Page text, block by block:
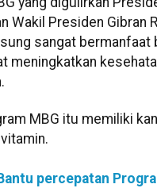
Wakil Presiden Gibran
sangat bermanfaat
meningkatkan
MBG itu memiliki
percepatan